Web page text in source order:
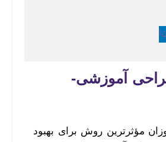
آموزشی-
مؤثرترین روش برای بهبود